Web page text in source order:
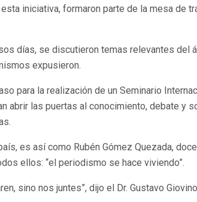
iniciativa, formaron parte de la mesa
días, se discutieron temas relevantes
expusieron.
para la realización de un Seminario
abrir las puertas al conocimiento, debate y
es así como Rubén Gómez Quezada,
ellos: “el periodismo se hace viviendo”.
sino nos juntes”, dijo el Dr. Gustavo